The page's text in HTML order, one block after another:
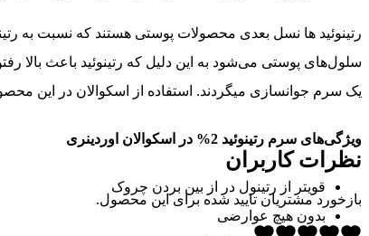
رتینوئید ها نسل بعدی محصولات پوستی هستند که نسبت به
سلول‌های پوستی می‌شود به این دلیل که رتینوئید باعث بالا
یک سرم جوانسازی میگردند. استفاده از اسکوالان در
ویژگی‌های سرم رتینوئید 2% در اسکوالان اوردینری
قویتر از رتینول در از بین بردن چروک
بدون هیچ عوارضی
نظرات کاربران
بازخورد مشتریان تایید شده برای این محصول.